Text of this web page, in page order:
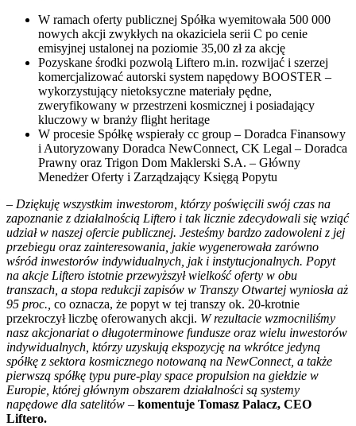
W ramach oferty publicznej Spółka wyemitowała 500 000
nowych akcji zwykłych na okaziciela serii C po cenie
emisyjnej ustalonej na poziomie 35,00 zł za akcję
Pozyskane środki pozwolą Liftero m.in. rozwijać i szerzej
komercjalizować autorski system napędowy BOOSTER –
wykorzystujący nietoksyczne materiały pędne,
zweryfikowany w przestrzeni kosmicznej i posiadający
kluczowy w branży flight heritage
W procesie Spółkę wspierały cc group – Doradca Finansowy
i Autoryzowany Doradca NewConnect, CK Legal – Doradca
Prawny oraz Trigon Dom Maklerski S.A. – Główny
Menedżer Oferty i Zarządzający Księgą Popytu
– Dziękuję wszystkim inwestorom, którzy poświęcili swój czas na
zapoznanie z działalnością Liftero i tak licznie zdecydowali się wziąć
udział w naszej ofercie publicznej. Jesteśmy bardzo zadowoleni z jej
przebiegu oraz zainteresowania, jakie wygenerowała zarówno
wśród inwestorów indywidualnych, jak i instytucjonalnych. Popyt
na akcje Liftero istotnie przewyższył wielkość oferty w obu
transzach, a stopa redukcji zapisów w Transzy Otwartej wyniosła aż
95 proc., co oznacza, że popyt w tej transzy ok. 20-krotnie
przekroczył liczbę oferowanych akcji. W rezultacie wzmocniliśmy
nasz akcjonariat o długoterminowe fundusze oraz wielu inwestorów
indywidualnych, którzy uzyskują ekspozycję na wkrótce jedyną
spółkę z sektora kosmicznego notowaną na NewConnect, a także
pierwszą spółkę typu pure-play space propulsion na giełdzie w
Europie, której głównym obszarem działalności są systemy
napędowe dla satelitów – komentuje Tomasz Palacz, CEO
Liftero.